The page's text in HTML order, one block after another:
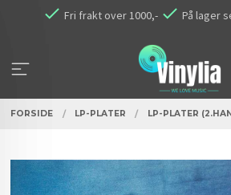
Fri frakt over 1000,- På lager
FORSIDE LP-PLATER LP-PLATER